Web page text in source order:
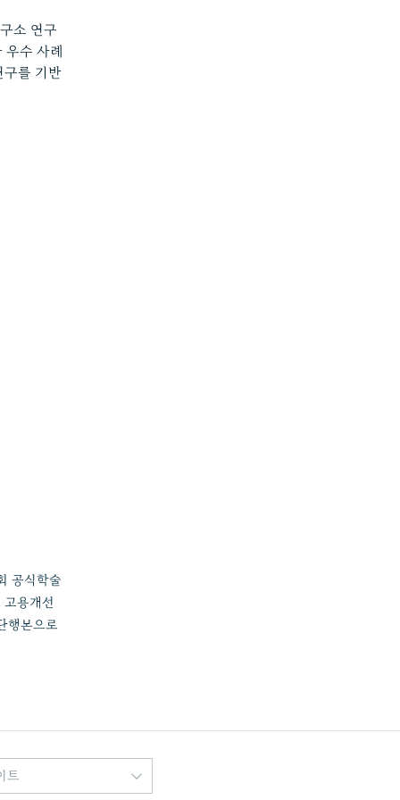
소 연구
수 사례
를 기반
공식학술
용개선
행본으로
트